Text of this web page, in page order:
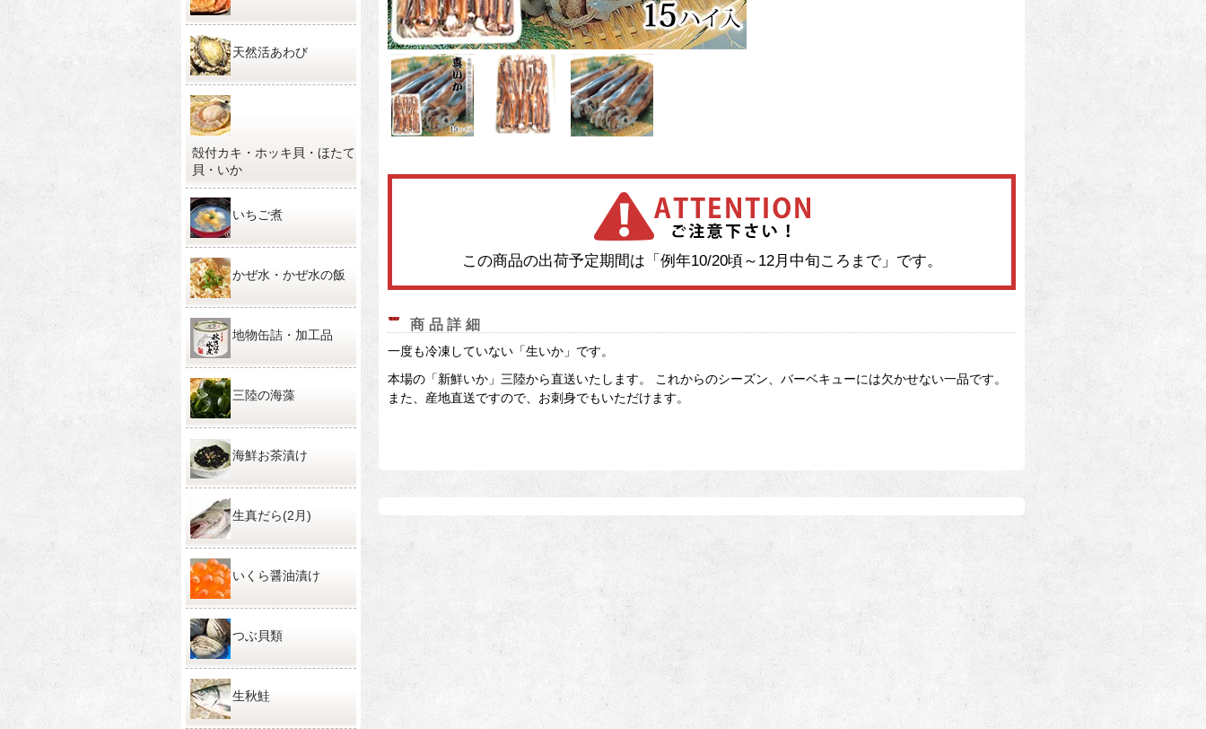
この商品の出荷予定期間は「例年10/20頃～12月中旬ころまで」です。
商品詳細
一度も冷凍していない「生いか」です。
本場の「新鮮いか」三陸から直送いたします。 これからのシーズン、バーベキューには欠かせない一品です。
また、産地直送ですので、お刺身でもいただけます。
天然活あわび
殻付カキ・ホッキ貝・ほたて
貝・いか
いちご煮
かぜ水・かぜ水の飯
地物缶詰・加工品
三陸の海藻
海鮮お茶漬け
生真だら(2月)
いくら醤油漬け
つぶ貝類
生秋鮭